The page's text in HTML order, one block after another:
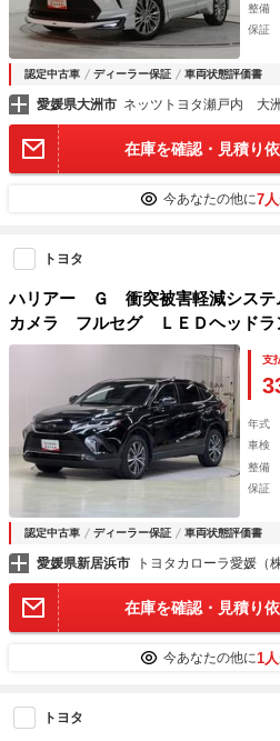
整備
保証
認定中古車 ディーラー保証 車両状態評価書
愛媛県大洲市 ネッツトヨタ瀬戸内 大
在庫を確認・見積り
今あなたの他に7人
トヨタ
ハリアー Ｇ 衝突被害軽減シス
カメラ フルセグ ＬＥＤヘッド
ラレコ スマートキー オートクル
Ｃ 盗難防止装置 電動シート キ
支
年式
車検
整備
保証
認定中古車 ディーラー保証 車両状態評価書
愛媛県新居浜市 トヨタカローラ愛媛
在庫を確認・見積り
今あなたの他に1人
トヨタ